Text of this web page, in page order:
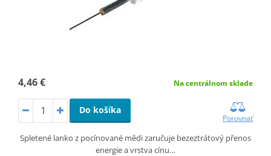
4,46 € Na centrálnom sklade
Do košíka
Porovnať
Spletené lanko z pocínované mědi zaručuje bezeztrátový přenos
energie a vrstva cínu…